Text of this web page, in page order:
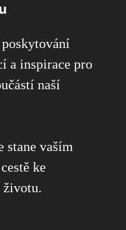
a inspirace pro
naší
stane vaším
ke
životu.